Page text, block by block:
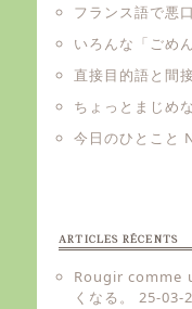
フランス語で悪
いろんな「ごめ
直接目的語と間
ちょっとまじめ
今日のひとこと
ARTICLES RÉCENTS
Rougir comme
くなる。
25-03-